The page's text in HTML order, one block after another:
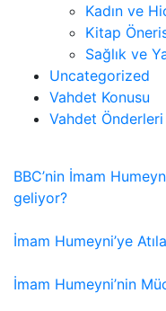
Kadın ve
Kitap
Sağlık ve
Uncategorized
Vahdet Konusu
Vahdet Önderleri
BBC’nin İmam
geliyor?
İmam Humeyni’ye
İmam Humeyni’nin